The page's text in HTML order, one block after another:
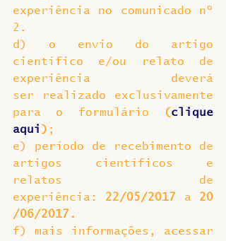
experiência no comunicado nº
2.
d) o envio do artigo
científico e/ou relato de
experiência deverá
ser realizado exclusivamente
para o formulário
(clique
aqui ) ;
e) período de recebimento de
artigos científicos e
relatos de
experiência: 22/05/2017 a 20
/06/2017.
f) mais informações, acessar